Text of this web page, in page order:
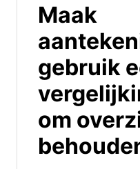
Maak
gebruik
om